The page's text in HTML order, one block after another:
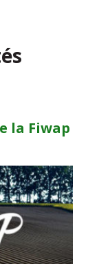
la Fiwap